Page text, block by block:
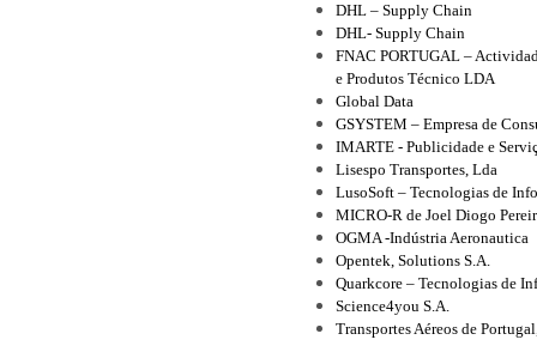
DHL – Supply Chain
DHL‑ Supply Chain
FNAC PORTUGAL –
e Produtos Técnico LDA
Global Data
GSYSTEM – Empresa de
IMARTE - Publicidade e
Lisespo Transportes, Lda
LusoSoft – Tecnologias de
MICRO-R de Joel Diogo
OGMA ‑Indústria Aeronautica
Opentek, Solutions S.A.
Quarkcore – Tecnologias de
Science4you S.A.
Transportes Aéreos de